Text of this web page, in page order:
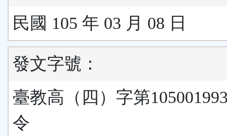
民國 105 年 03 月 08 日
發文字號：
臺教高（四）字第
令